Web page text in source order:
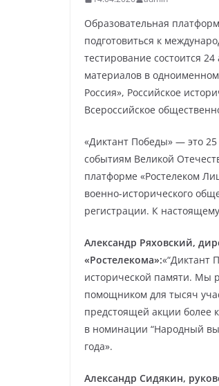
Образовательная
подготовиться к
тестирование состоится
материалов в
Россия», Российское
Всероссийское
«Диктант Победы» — это
событиям Великой
платформе «Ростелеком
военно-исторического
регистрации. К
Александр Ряховский,
«Ростелекома»:«“Диктант
исторической памяти. Мы
помощником для тысяч
предстоящей акции более
в номинации “Народный
года».
Александр Сидякин,